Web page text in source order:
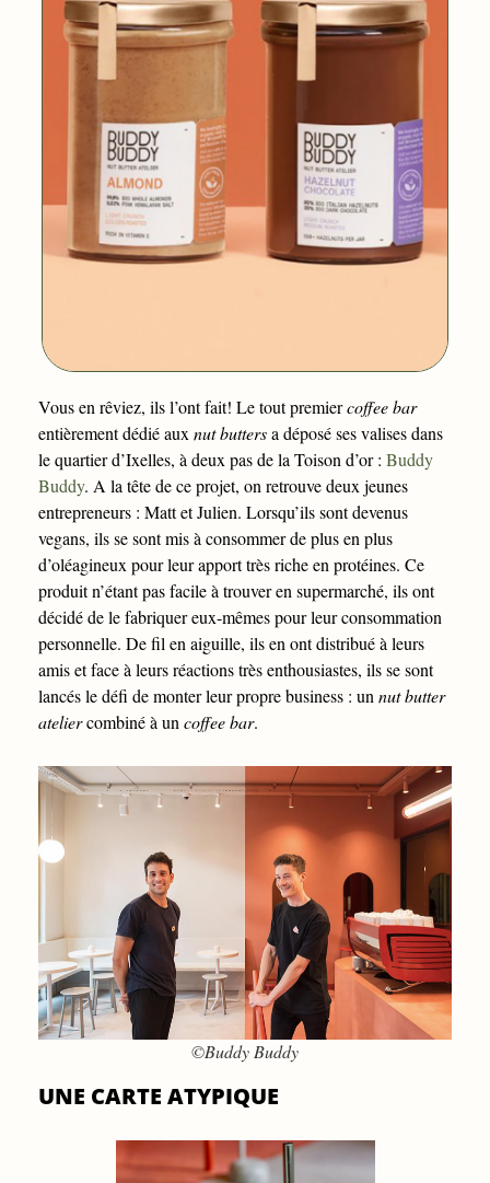
Vous en rêviez, ils l’ont fait! Le tout premiercoffee bar
entièrement dédié aux nut buttersa déposé ses valises dans
le quartier d’Ixelles, à deux pas de la Toison d’or : Buddy
Buddy. A la tête de ce projet, on retrouve deux jeunes
entrepreneurs : Matt et Julien. Lorsqu’ils sont devenus
vegans, ils se sont mis à consommer de plus en plus
d’oléagineux pour leur apport très riche en protéines. Ce
produit n’étant pas facile à trouver en supermarché, ils ont
décidé de le fabriquer eux-mêmes pour leur consommation
personnelle. De fil en aiguille, ils en ont distribué à leurs
amis et face à leurs réactions très enthousiastes, ils se sont
lancés le défi de monter leur propre business : un nut butter
ateliercombiné à un coffee bar.
©Buddy Buddy
UNE CARTE ATYPIQUE